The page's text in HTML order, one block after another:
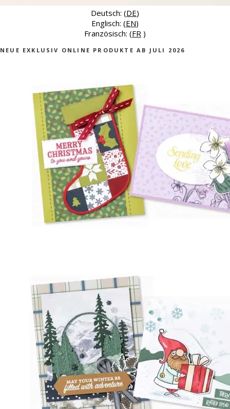
Deutsch: (DE)
Englisch: (EN)
Französisch: (FR )
NEUE EXKLUSIV ONLINE PRODUKTE AB JULI 2026